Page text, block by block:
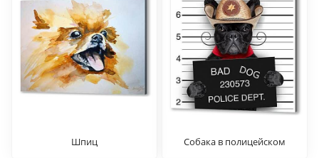
Шпиц
Собака в полицейском